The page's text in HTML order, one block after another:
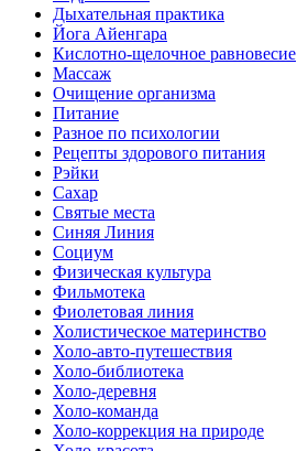
Дыхательная практика
Йога Айенгара
Кислотно-щелочное равновесие
Массаж
Очищение организма
Питание
Разное по психологии
Рецепты здорового питания
Рэйки
Сахар
Святые места
Синяя Линия
Социум
Физическая культура
Фильмотека
Фиолетовая линия
Холистическое материнство
Холо-авто-путешествия
Холо-библиотека
Холо-деревня
Холо-команда
Холо-коррекция на природе